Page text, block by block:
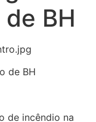
BH
de BH
de incêndio na